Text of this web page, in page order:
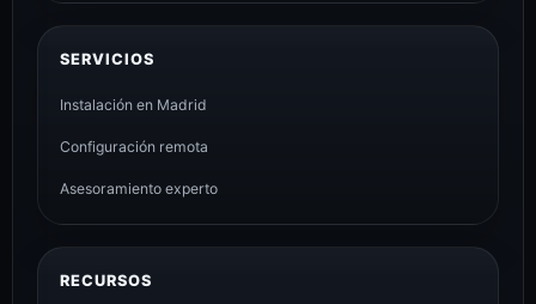
SERVICIOS
Instalación en Madrid
Configuración remota
Asesoramiento experto
RECURSOS